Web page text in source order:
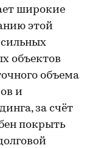
широкие
этой
сильных
объектов
объема
и
за счёт
покрыть